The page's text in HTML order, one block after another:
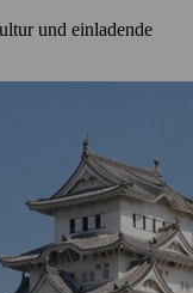
und einladende